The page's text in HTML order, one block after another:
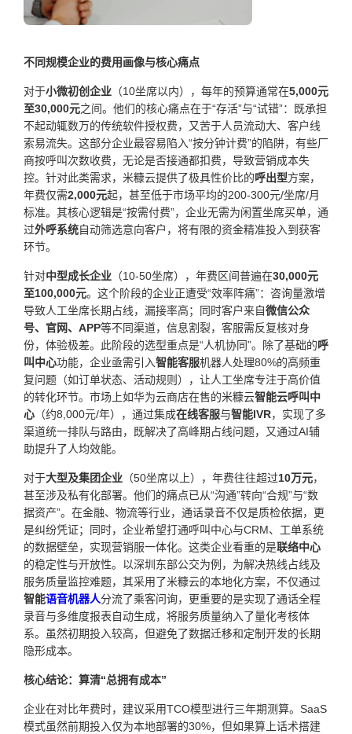
不同规模企业的费用画像与核心痛点
对于小微初创企业 （10坐席以内），每年的预算通常在5,000元
至30,000元之间。他们的核心痛点在于“存活”与“试错”：既承担
不起动辄数万的传统软件授权费，又苦于人员流动大、客户线
索易流失。这部分企业最容易陷入“按分钟计费”的陷阱，有些厂
商按呼叫次数收费，无论是否接通都扣费，导致营销成本失
控。针对此类需求，米糠云提供了极具性价比的呼出型方案，
年费仅需2,000元起，甚至低于市场平均的200-300元/坐席/月
标准。其核心逻辑是“按需付费”，企业无需为闲置坐席买单，通
过外呼系统自动筛选意向客户，将有限的资金精准投入到获客
环节。
针对中型成长企业 （10-50坐席），年费区间普遍在30,000元
至100,000元。这个阶段的企业正遭受“效率阵痛”：咨询量激增
导致人工坐席长期占线，漏接率高；同时客户来自微信公众
号、官网、APP等不同渠道，信息割裂，客服需反复核对身
份，体验极差。此阶段的选型重点是“人机协同”。除了基础的呼
叫中心功能，企业亟需引入智能客服机器人处理80%的高频重
复问题（如订单状态、活动规则），让人工坐席专注于高价值
的转化环节。市场上如华为云商店在售的米糠云智能云呼叫中
心 （约8,000元/年），通过集成在线客服与智能IVR，实现了多
渠道统一排队与路由，既解决了高峰期占线问题，又通过AI辅
助提升了人均效能。
对于大型及集团企业 （50坐席以上），年费往往超过10万元，
甚至涉及私有化部署。他们的痛点已从“沟通”转向“合规”与“数
据资产”。在金融、物流等行业，通话录音不仅是质检依据，更
是纠纷凭证；同时，企业希望打通呼叫中心与CRM、工单系统
的数据壁垒，实现营销服一体化。这类企业看重的是联络中心
的稳定性与开放性。以深圳东部公交为例，为解决热线占线及
服务质量监控难题，其采用了米糠云的本地化方案，不仅通过
智能语音机器人分流了乘客问询，更重要的是实现了通话全程
录音与多维度报表自动生成，将服务质量纳入了量化考核体
系。虽然初期投入较高，但避免了数据迁移和定制开发的长期
隐形成本。
核心结论：算清“总拥有成本”
企业在对比年费时，建议采用TCO模型进行三年期测算。SaaS
模式虽然前期投入仅为本地部署的30%，但如果算上话术搭建